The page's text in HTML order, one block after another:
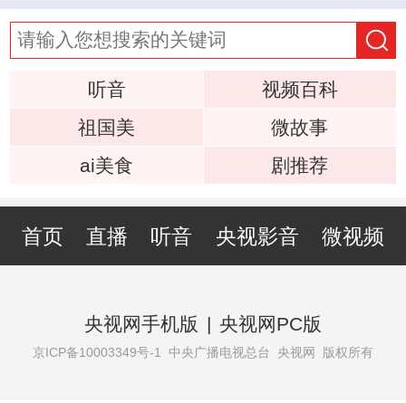
听音
视频百科
祖国美
微故事
ai美食
剧推荐
首页 直播 听音 央视影音 微视频
央视网手机版 | 央视网PC版
京ICP备10003349号-1 中央广播电视总台 央视网 版权所有